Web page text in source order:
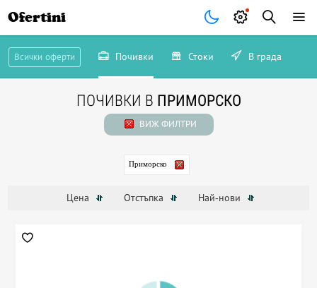
Ofertini
Всички оферти Почивки Стоки В града
ПОЧИВКИ В ПРИМОРСКО
ВИЖ ФИЛТРИ
Приморско
Цена Отстъпка Най-нови